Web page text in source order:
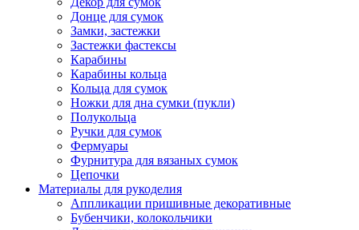
Донце для сумок
Замки, застежки
Застежки фастексы
Карабины
Карабины кольца
Кольца для сумок
Ножки для дна сумки (пукли)
Полукольца
Ручки для сумок
Фермуары
Фурнитура для вязаных сумок
Цепочки
Материалы для рукоделия
Аппликации пришивные декоративные
Бубенчики, колокольчики